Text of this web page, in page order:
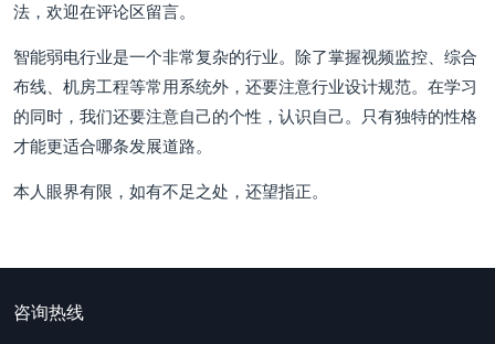
法，欢迎在评论区留言。
智能弱电行业是一个非常复杂的行业。除了掌握视频监控、综合
布线、机房工程等常用系统外，还要注意行业设计规范。在学习
的同时，我们还要注意自己的个性，认识自己。只有独特的性格
才能更适合哪条发展道路。
本人眼界有限，如有不足之处，还望指正。
咨询热线